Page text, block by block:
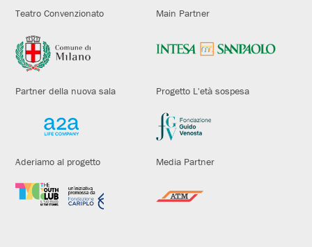
Teatro Convenzionato Main Partner
Partner della nuova sala Progetto L'età sospesa
Aderiamo al progetto Media Partner